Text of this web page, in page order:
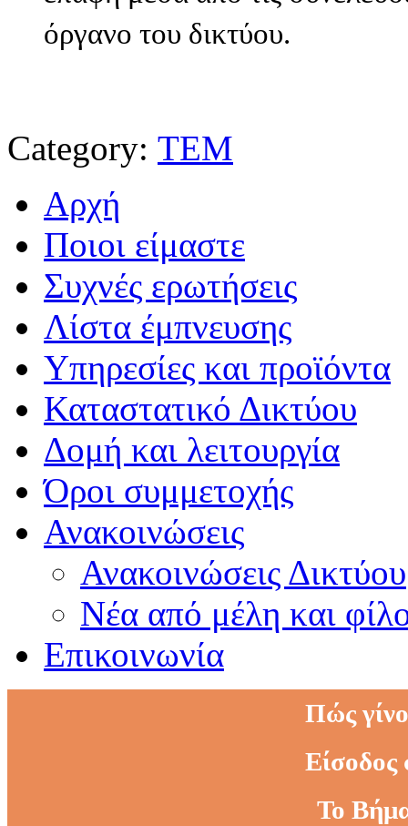
όργανο του δικτύου.
Category: ΤΕΜ
Αρχή
Ποιοι είμαστε
Συχνές ερωτήσεις
Λίστα έμπνευσης
Υπηρεσίες και προϊόντα
Καταστατικό Δικτύου
Δομή και λειτουργία
Όροι συμμετοχής
Ανακοινώσεις
Ανακοινώσεις Δικτύου
Νέα από μέλη και
Επικοινωνία
Πώς
Είσοδος
Το